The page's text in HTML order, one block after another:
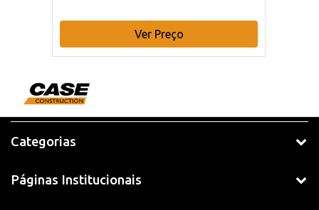
Ver Preço
Categorias
Páginas Institucionais